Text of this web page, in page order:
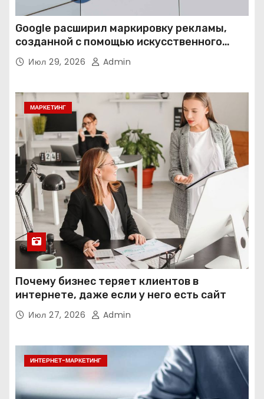
Google расширил маркировку рекламы,
созданной с помощью искусственного
интеллекта
Июл 29, 2026 Admin
МАРКЕТИНГ
Почему бизнес теряет клиентов в
интернете, даже если у него есть сайт
Июл 27, 2026 Admin
ИНТЕРНЕТ-МАРКЕТИНГ